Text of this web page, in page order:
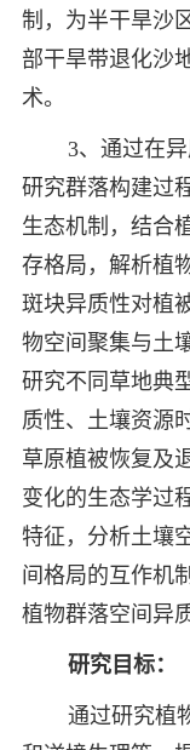
制，为半干旱沙
部干旱带退化沙
术。
3、通过在
研究群落构建过
生态机制，结合
存格局，解析植
斑块异质性对植
物空间聚集与土
研究不同草地典
质性、土壤资源
草原植被恢复及
变化的生态学过
特征，分析土壤
间格局的互作机
植物群落空间异
研究目标：
通过研究植